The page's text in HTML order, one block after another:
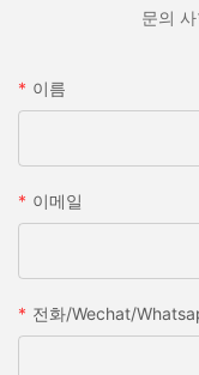
문의
이름
이메일
전화/wechat/